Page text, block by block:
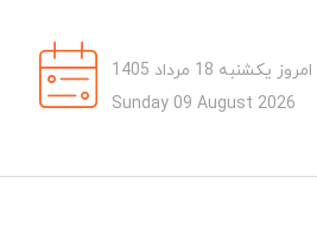
امروز یکشنبه 18 مرداد 1405
Sunday 09 August 2026